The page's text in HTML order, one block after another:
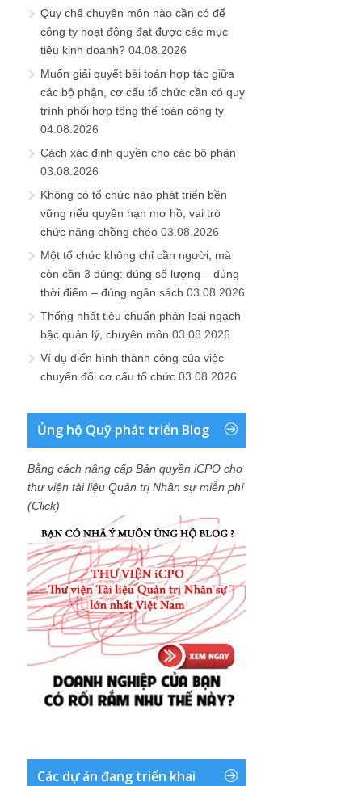
Quy chế chuyên môn nào cần có để
công ty hoạt động đạt được các mục
tiêu kinh doanh? 04.08.2026
Muốn giải quyết bài toán hợp tác giữa
các bộ phận, cơ cấu tổ chức cần có quy
trình phối hợp tổng thể toàn công ty
04.08.2026
Cách xác định quyền cho các bộ phận
03.08.2026
Không có tổ chức nào phát triển bền
vững nếu quyền hạn mơ hồ, vai trò
chức năng chồng chéo 03.08.2026
Một tổ chức không chỉ cần người, mà
còn cần 3 đúng: đúng số lượng – đúng
thời điểm – đúng ngân sách 03.08.2026
Thống nhất tiêu chuẩn phân loại ngạch
bậc quản lý, chuyên môn 03.08.2026
Ví dụ điển hình thành công của việc
chuyển đổi cơ cấu tổ chức 03.08.2026
Ủng hộ Quỹ phát triển Blog
Bằng cách nâng cấp Bản quyền iCPO cho
thư viện tài liệu Quản trị Nhân sự miễn phí
(Click)
Các dự án đang triển khai